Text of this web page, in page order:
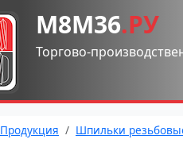
М8М36.РУ
Торгово-
Продукция Шпильки